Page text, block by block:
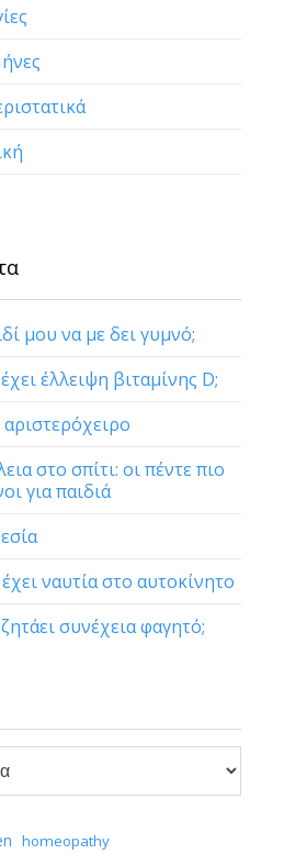
μου να με δει γυμνό;
έλλειψη βιταμίνης D;
αριστερόχειρο
στο σπίτι: οι πέντε πιο
για παιδιά
ναυτία στο αυτοκίνητο
συνέχεια φαγητό;
homeopathy